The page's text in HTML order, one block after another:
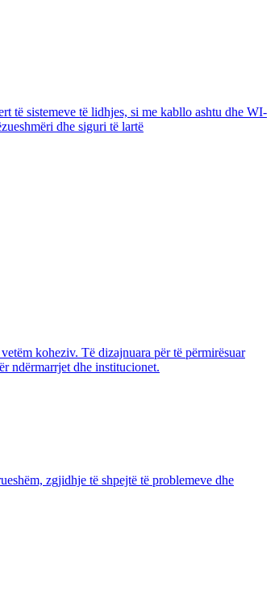
të sistemeve të lidhjes, si me kabllo ashtu dhe WI-
dhe siguri të lartë
koheziv. Të dizajnuara për të përmirësuar
ndërmarrjet dhe institucionet.
zgjidhje të shpejtë të problemeve dhe